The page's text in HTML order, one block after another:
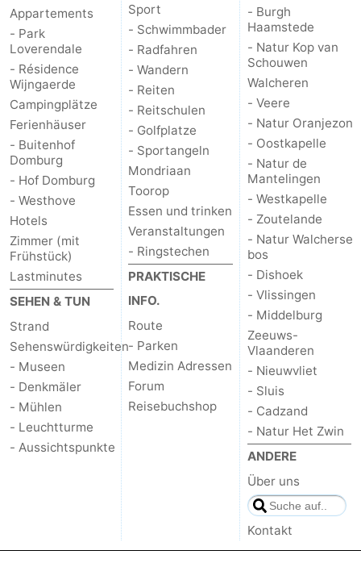
Appartements
- Park
Loverendale
- Résidence
Wijngaerde
Campingplätze
Ferienhäuser
- Buitenhof
Domburg
- Hof Domburg
- Westhove
Hotels
Zimmer (mit
Frühstück)
Lastminutes
SEHEN & TUN
Strand
Sehenswürdigkeiten
- Museen
- Denkmäler
- Mühlen
- Leuchtturme
- Aussichtspunkte
Sport
- Schwimmbader
- Radfahren
- Wandern
- Reiten
- Reitschulen
- Golfplatze
- Sportangeln
Mondriaan
Toorop
Essen und trinken
Veranstaltungen
- Ringstechen
PRAKTISCHE
INFO.
Route
- Parken
Medizin Adressen
Forum
Reisebuchshop
- Burgh
Haamstede
- Natur Kop van
Schouwen
Walcheren
- Veere
- Natur Oranjezon
- Oostkapelle
- Natur de
Mantelingen
- Westkapelle
- Zoutelande
- Natur Walcherse
bos
- Dishoek
- Vlissingen
- Middelburg
Zeeuws-
Vlaanderen
- Nieuwvliet
- Sluis
- Cadzand
- Natur Het Zwin
ANDERE
Über uns
Kontakt